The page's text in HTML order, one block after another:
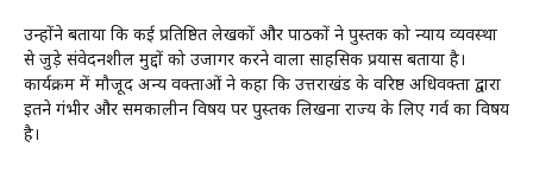
उन्होंने बताया कि कई प्रतिष्ठित लेखकों और पाठकों ने पुस्तक को न्याय व्यवस्था
से जुड़े संवेदनशील मुद्दों को उजागर करने वाला साहसिक प्रयास बताया है।
कार्यक्रम में मौजूद अन्य वक्ताओं ने कहा कि उत्तराखंड के वरिष्ठ अधिवक्ता द्वारा
इतने गंभीर और समकालीन विषय पर पुस्तक लिखना राज्य के लिए गर्व का विषय
है।